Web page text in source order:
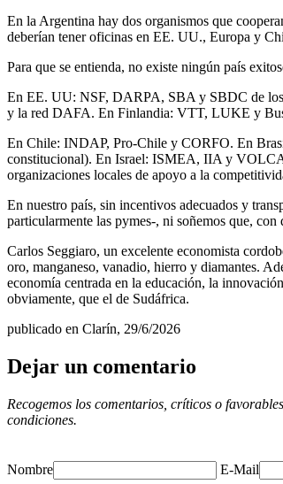
En la Argentina hay dos organismos que
deberían tener oficinas en EE. UU., Europa y
Para que se entienda, no existe ningún país
En EE. UU: NSF, DARPA, SBA y SBDC de los
y la red DAFA. En Finlandia: VTT, LUKE y
En Chile: INDAP, Pro-Chile y CORFO. En
constitucional). En Israel: ISMEA, IIA y
organizaciones locales de apoyo a la
En nuestro país, sin incentivos adecuados y
particularmente las pymes-, ni soñemos que,
Carlos Seggiaro, un excelente economista
oro, manganeso, vanadio, hierro y diamantes.
economía centrada en la educación, la
obviamente, que el de Sudáfrica.
publicado en Clarín, 29/6/2026
Dejar un comentario
Recogemos los comentarios, críticos o
condiciones.
Nombre E-Mail